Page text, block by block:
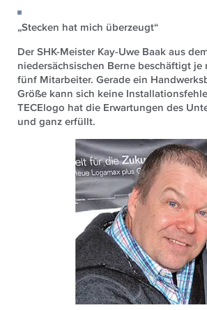
„Stecken hat mich überzeugt“
Der SHK-Meister Kay-Uwe Baak aus
niedersächsischen Berne beschäftigt je
fünf Mitarbeiter. Gerade ein
Größe kann sich keine
TECElogo hat die Erwartungen des
und ganz erfüllt.